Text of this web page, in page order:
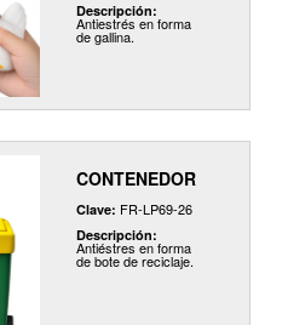
Descripción:
Antiestrés en forma
de gallina.
CONTENEDOR
Clave: FR-LP69-26
Descripción:
Antiéstres en forma
de bote de reciclaje.